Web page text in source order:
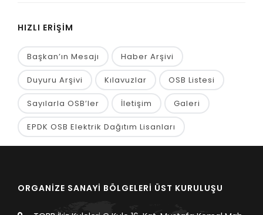
HIZLI ERİŞİM
Başkan’ın Mesajı Haber Arşivi
Duyuru Arşivi Kılavuzlar OSB Listesi
Sayılarla OSB’ler İletişim Galeri
EPDK OSB Elektrik Dağıtım Lisanları
ORGANİZE SANAYİ BÖLGELERİ ÜST KURULUŞU